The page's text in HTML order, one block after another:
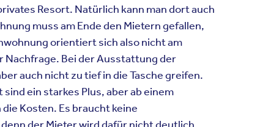
Resort. Natürlich kann man dort auch
muss am Ende den Mietern gefallen,
orientiert sich also nicht am
Nachfrage. Bei der Ausstattung der
auch nicht zu tief in die Tasche greifen.
ein starkes Plus, aber ab einem
Kosten. Es braucht keine